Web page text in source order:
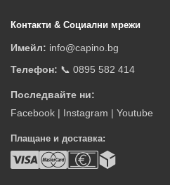
Контакти & Социални мрежи
Имейл: info@capino.bg
Телефон: 📞 0895 582 414
Последвайте ни:
Facebook | Instagram | Youtube
Плащане и доставка: